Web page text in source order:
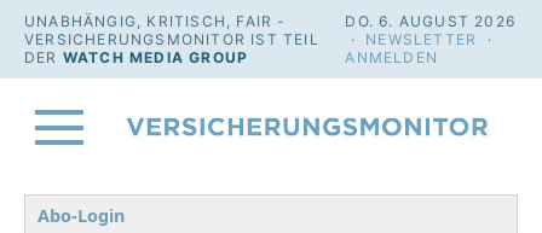
UNABHÄNGIG, KRITISCH, FAIR -
VERSICHERUNGSMONITOR IST TEIL
DER WATCH MEDIA GROUP
DO. 6. AUGUST 2026
· NEWSLETTER
·
ANMELDEN
Abo-Login